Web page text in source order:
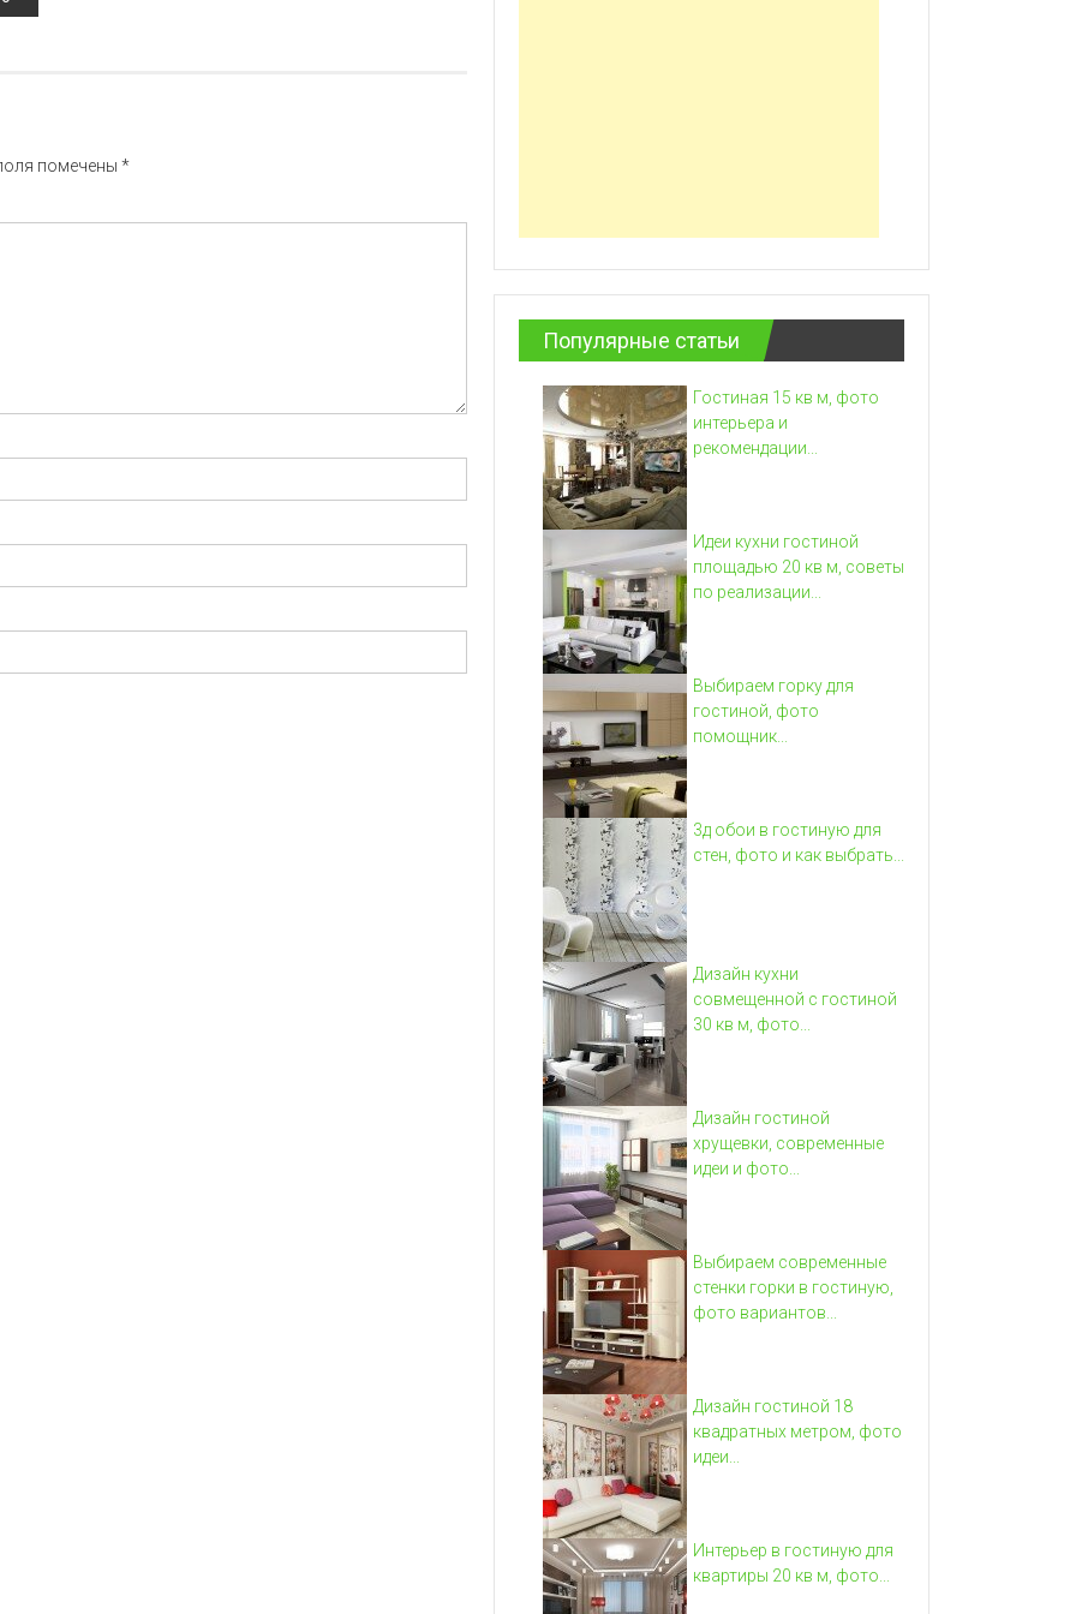
помечены *
Популярные статьи
Гостиная 15 кв м, фото
интерьера и
рекомендации...
Идеи кухни гостиной
площадью 20 кв м, советы
по реализации...
Выбираем горку для
гостиной, фото
помощник...
3д обои в гостиную для
стен, фото и как выбрать...
Дизайн кухни
совмещенной с гостиной
30 кв м, фото...
Дизайн гостиной
хрущевки, современные
идеи и фото...
Выбираем современные
стенки горки в гостиную,
фото вариантов...
Дизайн гостиной 18
квадратных метром, фото
идеи...
Интерьер в гостиную для
квартиры 20 кв м, фото...